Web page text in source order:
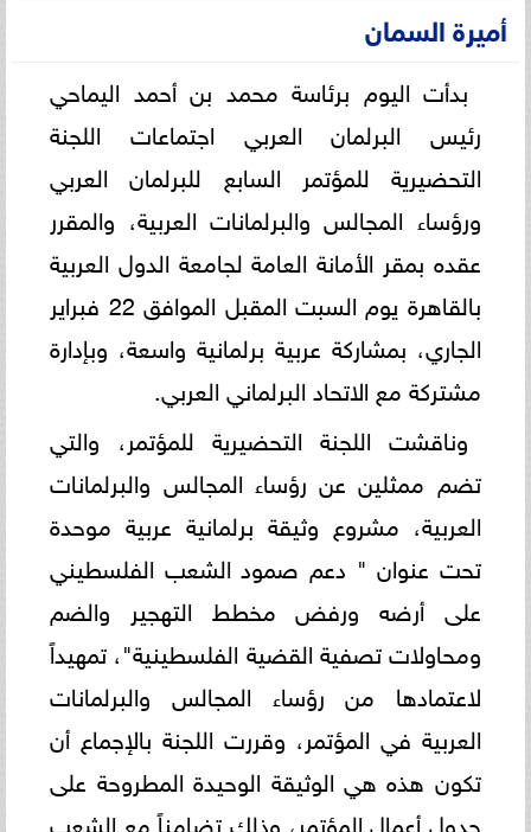
أميرة السمان
بدأت اليوم برئاسة محمد بن أحمد اليماحي
رئيس البرلمان العربي اجتماعات اللجنة
التحضيرية للمؤتمر السابع للبرلمان العربي
ورؤساء المجالس والبرلمانات العربية، والمقرر
عقده بمقر الأمانة العامة لجامعة الدول العربية
بالقاهرة يوم السبت المقبل الموافق 22 فبراير
الجاري، بمشاركة عربية برلمانية واسعة، وبإدارة
مشتركة مع الاتحاد البرلماني العربي.
وناقشت اللجنة التحضيرية للمؤتمر، والتي
تضم ممثلين عن رؤساء المجالس والبرلمانات
العربية، مشروع وثيقة برلمانية عربية موحدة
تحت عنوان " دعم صمود الشعب الفلسطيني
على أرضه ورفض مخطط التهجير والضم
ومحاولات تصفية القضية الفلسطينية"، تمهيداً
لاعتمادها من رؤساء المجالس والبرلمانات
العربية في المؤتمر، وقررت اللجنة بالإجماع أن
تكون هذه هي الوثيقة الوحيدة المطروحة على
جدول أعمال المؤتمر، وذلك تضامناً مع الشعب